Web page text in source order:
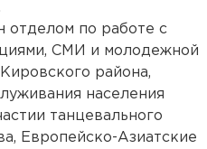
отделом по работе с
СМИ и молодежной
района,
населения
танцевального
Европейско-Азиатские